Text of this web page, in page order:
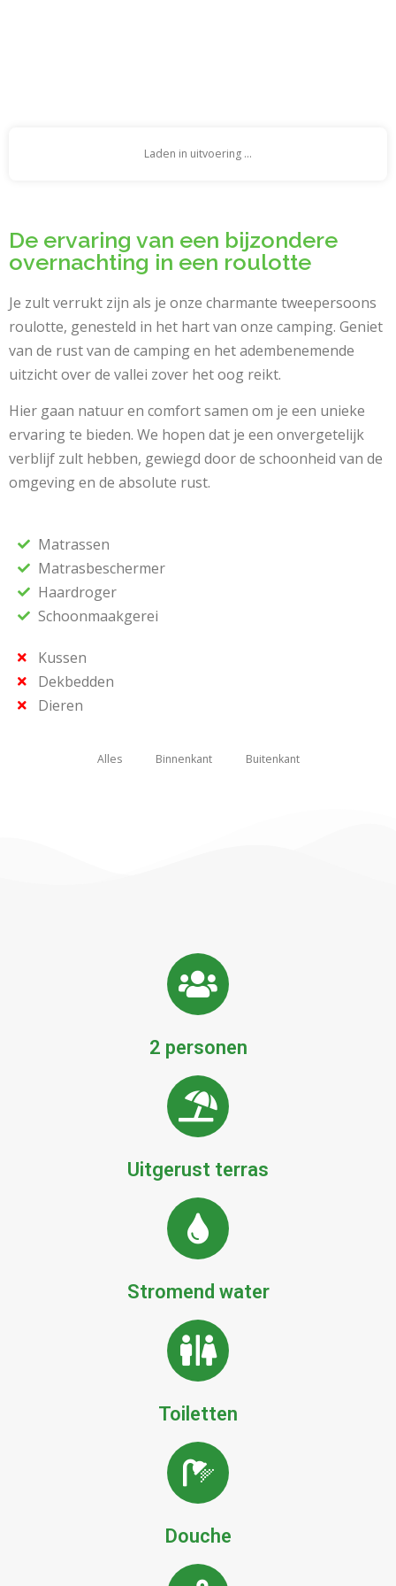
Laden in uitvoering ...
De ervaring van een bijzondere
overnachting in een roulotte
Je zult verrukt zijn als je onze charmante tweepersoons
roulotte, genesteld in het hart van onze camping. Geniet
van de rust van de camping en het adembenemende
uitzicht over de vallei zover het oog reikt.
Hier gaan natuur en comfort samen om je een unieke
ervaring te bieden. We hopen dat je een onvergetelijk
verblijf zult hebben, gewiegd door de schoonheid van de
omgeving en de absolute rust.
Matrassen
Matrasbeschermer
Haardroger
Schoonmaakgerei
Kussen
Dekbedden
Dieren
Alles Binnenkant Buitenkant
2 personen
Uitgerust terras
Stromend water
Toiletten
Douche